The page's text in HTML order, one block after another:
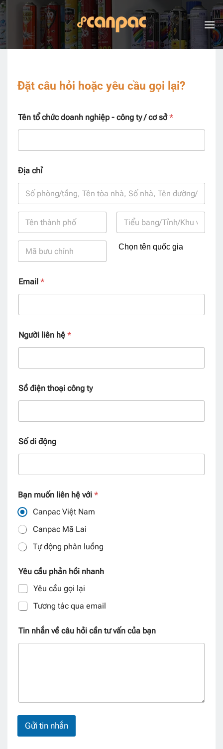
Skip
to
content
Đặt câu hỏi hoặc yêu cầu gọi lại?
Tên tổ chức doanh nghiệp - công ty / cơ sở*
Địa chỉ
Email *
Người liên hệ *
Sồ điện thoại công ty
Số di động
Bạn muốn liên hệ với *
Canpac Việt Nam
Canpac Mã Lai
Tự động phân luồng
Yêu cầu phản hồi nhanh
Yêu cầu gọi lại
Tương tác qua email
Tin nhắn về câu hỏi cần tư vấn của bạn
Gửi tin nhắn